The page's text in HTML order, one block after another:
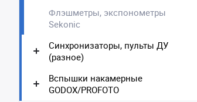
Флэшметры, экспонометры
Sekonic
Синхронизаторы, пульты ДУ
(разное)
Вспышки накамерные
GODOX/PROFOTO